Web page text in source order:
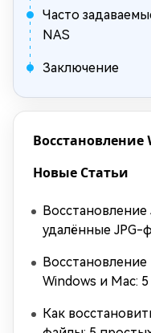
Часто
NAS
Заключение
Восстановление
Новые Статьи
Восстановление
удалённые JPG-
Windows и Mac:
Как